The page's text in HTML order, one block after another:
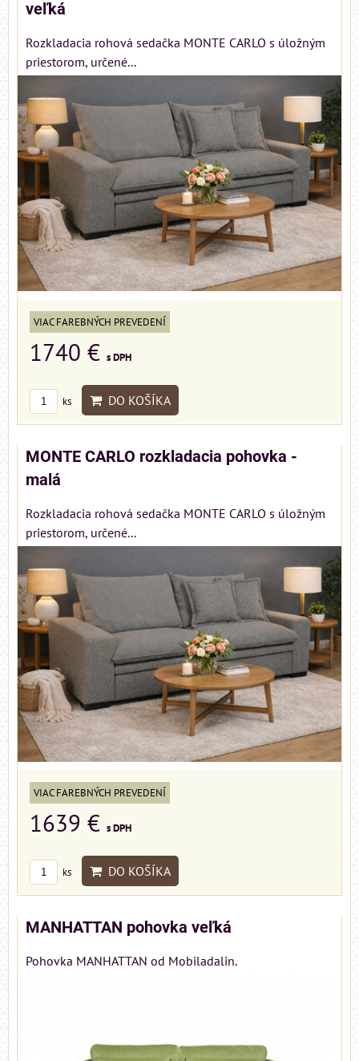
veľká
Rozkladacia rohová sedačka MONTE CARLO s úložným
priestorom, určené...
VIAC FAREBNÝCH PREVEDENÍ
1740 € s DPH
ks DO KOŠÍKA
MONTE CARLO rozkladacia pohovka -
malá
Rozkladacia rohová sedačka MONTE CARLO s úložným
priestorom, určené...
VIAC FAREBNÝCH PREVEDENÍ
1639 € s DPH
ks DO KOŠÍKA
MANHATTAN pohovka veľká
Pohovka MANHATTAN od Mobiladalin.